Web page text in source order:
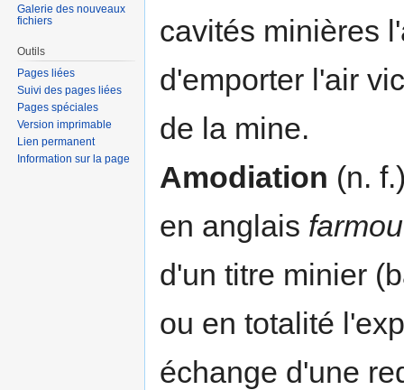
cavités minières
d'emporter l'air
de la mine.
Amodiation (n.
en anglais
d'un titre minier
ou en totalité
échange d'une
Galerie des nouveaux
fichiers
Outils
Pages liées
Suivi des pages liées
Pages spéciales
Version imprimable
Lien permanent
Information sur la page